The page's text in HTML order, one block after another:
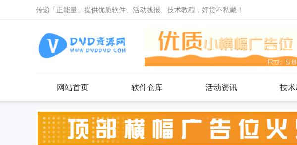
传递「正能量」提供优质软件、活动线报、技术教程，好货不私藏！
网站首页 软件仓库 活动资讯 技